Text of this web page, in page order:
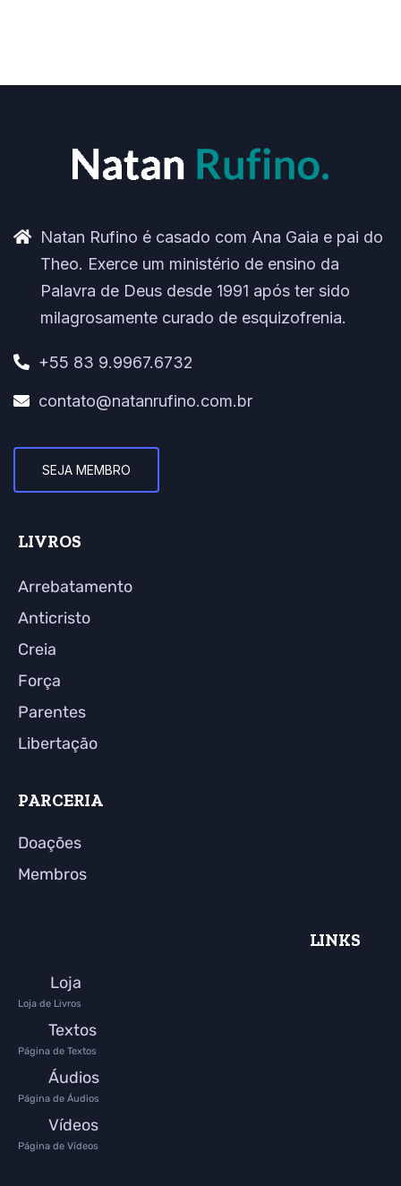
Natan Rufino é casado com Ana Gaia e pai do
Theo. Exerce um ministério de ensino da
Palavra de Deus desde 1991 após ter sido
milagrosamente curado de esquizofrenia.
+55 83 9.9967.6732
contato@natanrufino.com.br
SEJA MEMBRO
LIVROS
Arrebatamento
Anticristo
Creia
Força
Parentes
Libertação
PARCERIA
Doações
Membros
LINKS
Loja
Loja de Livros
Textos
Página de Textos
Áudios
Página de Áudios
Vídeos
Página de Vídeos